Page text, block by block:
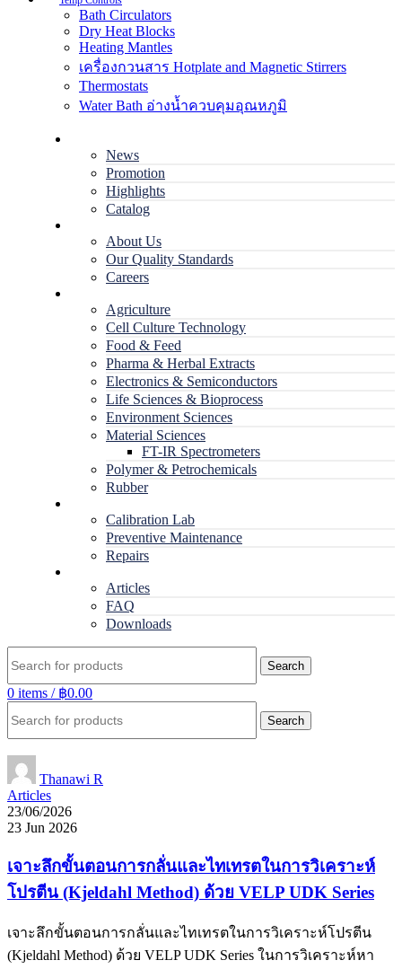
Bath Circulators
Dry Heat Blocks
Heating Mantles
เครื่องกวนสาร Hotplate and Magnetic Stirrers
Thermostats
Water Bath อ่างน้ำควบคุมอุณหภูมิ
News
Promotion
Highlights
Catalog
About Us
Our Quality Standards
Careers
Agriculture
Cell Culture Technology
Food & Feed
Pharma & Herbal Extracts
Electronics & Semiconductors
Life Sciences & Bioprocess
Environment Sciences
Material Sciences
FT-IR Spectrometers
Polymer & Petrochemicals
Rubber
Calibration Lab
Preventive Maintenance
Repairs
Articles
FAQ
Downloads
Search
0 items / ฿0.00
Search
Thanawi R
Articles
23/06/2026
23 Jun 2026
เจาะลึกขั้นตอนการกลั่นและไทเทรตในการวิเคราะห์
โปรตีน (Kjeldahl Method) ด้วย VELP UDK Series
เจาะลึกขั้นตอนการกลั่นและไทเทรตในการวิเคราะห์โปรตีน
(Kjeldahl Method) ด้วย VELP UDK Series ในการวิเคราะห์หา